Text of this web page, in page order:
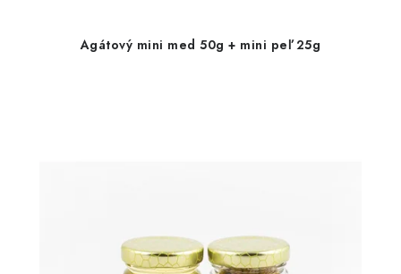
Agátový mini med 50g + mini peľ 25g